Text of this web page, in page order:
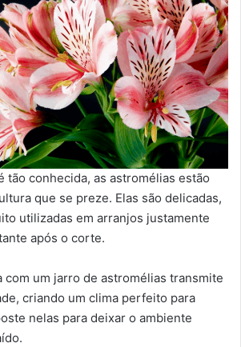
tão conhecida, as astromélias estão
que se preze. Elas são delicadas,
utilizadas em arranjos justamente
após o corte.
com um jarro de astromélias transmite
criando um clima perfeito para
nelas para deixar o ambiente